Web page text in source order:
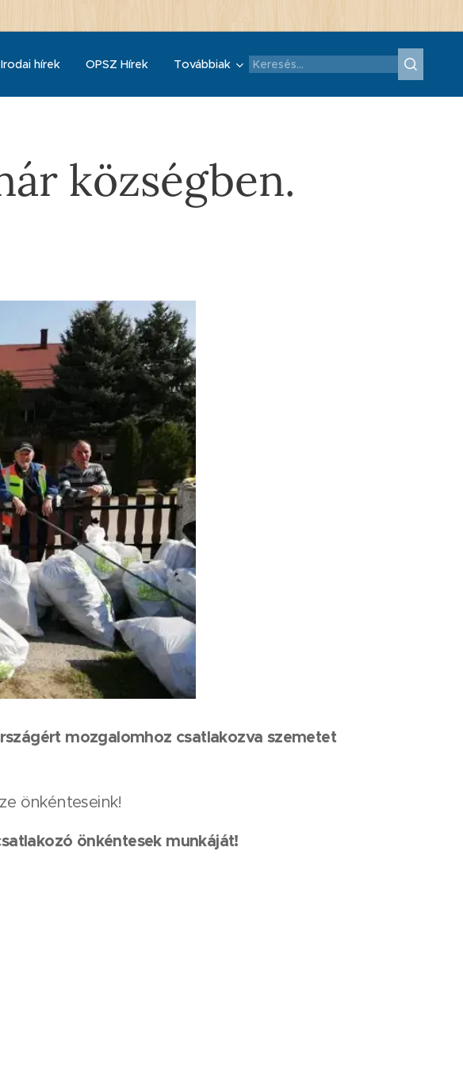
Irodai hírek OPSZ Hírek Továbbiak
községben.
mozgalomhoz csatlakozva szemetet
önkénteseink!
önkéntesek munkáját!